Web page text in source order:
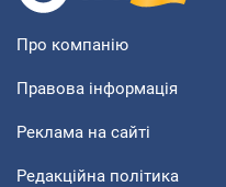
Про компанію
Правова інформація
Реклама на сайті
Редакційна політика